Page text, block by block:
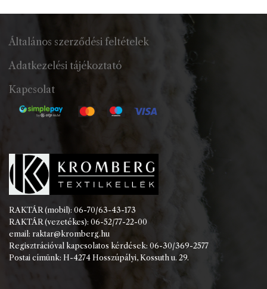
Általános szerződési feltételek
Adatkezelési tájékoztató
Kapcsolat
RAKTÁR (mobil): 06-70/63-43-173
RAKTÁR (vezetékes): 06-52/77-22-00
email: raktar@kromberg.hu
Regisztrációval kapcsolatos kérdések: 06-30/369-2577
Postai címünk: H-4274 Hosszúpályi, Kossuth u. 29.